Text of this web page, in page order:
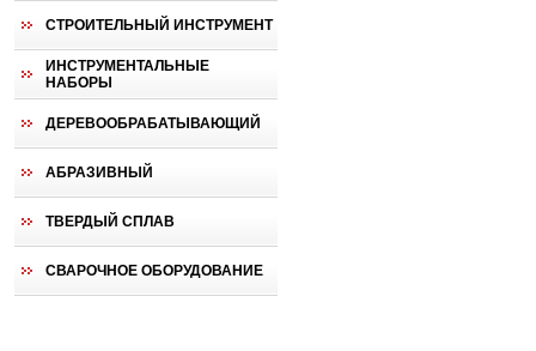
СТРОИТЕЛЬНЫЙ ИНСТРУМЕНТ
ИНСТРУМЕНТАЛЬНЫЕ
НАБОРЫ
ДЕРЕВООБРАБАТЫВАЮЩИЙ
АБРАЗИВНЫЙ
ТВЕРДЫЙ СПЛАВ
СВАРОЧНОЕ ОБОРУДОВАНИЕ